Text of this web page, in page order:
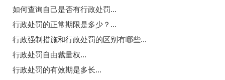
如何查询自己是否有行政处罚...
行政处罚的正常期限是多少？...
行政强制措施和行政处罚的区别有哪些...
行政处罚自由裁量权...
行政处罚的有效期是多长...